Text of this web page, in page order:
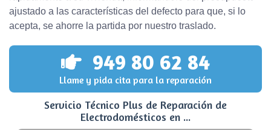
ajustado a las características del defecto para que, si lo
acepta, se ahorre la partida por nuestro traslado.
949 80 62 84
Llame y pida cita para la reparación
Servicio Técnico Plus de Reparación de
Electrodomésticos en ...